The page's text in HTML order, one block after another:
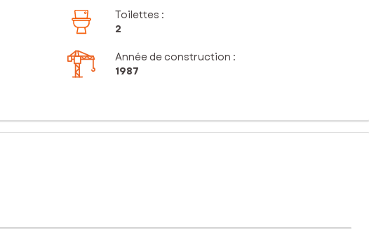
Toilettes :
2
Année de construction :
1987